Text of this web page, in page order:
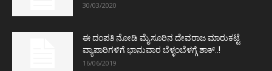
30/03/2020
ಈ ದಂಪತಿ ನೋಡಿ ಮೈಸೂರಿನ ದೇವರಾಜ ಮಾರುಕಟ್ಟೆ
ವ್ಯಾಪಾರಿಗಳಿಗೆ ಭಾನುವಾರ ಬೆಳ್ಳಂಬೆಳಗ್ಗೆ ಶಾಕ್..!
16/06/2019